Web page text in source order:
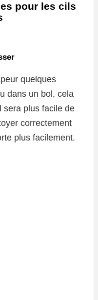
pour les cils
quelques
dans un bol, cela
sera plus facile de
correctement
plus facilement.